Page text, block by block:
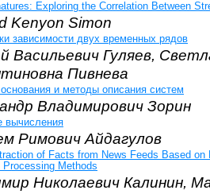
Exploring the Correlation Between
Kenyon Simon
зависимости двух временных рядов
Васильевич Гуляев,
Пивнева
и методы описания систем
Владимирович Зорин
вычисления
Римович Айдагулов
of Facts from News Feeds Based on
Methods
Николаевич Калинин,